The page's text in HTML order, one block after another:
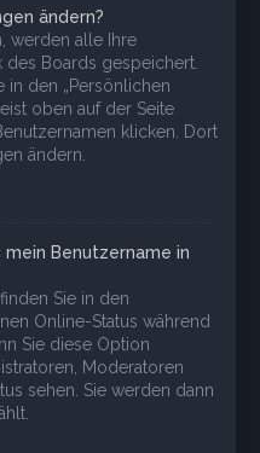
ändern?
werden alle Ihre
des Boards gespeichert.
in den „Persönlichen
oben auf der Seite
klicken. Dort
ändern.
mein Benutzername in
Sie in den
Online-Status während
Sie diese Option
Moderatoren
sehen. Sie werden dann